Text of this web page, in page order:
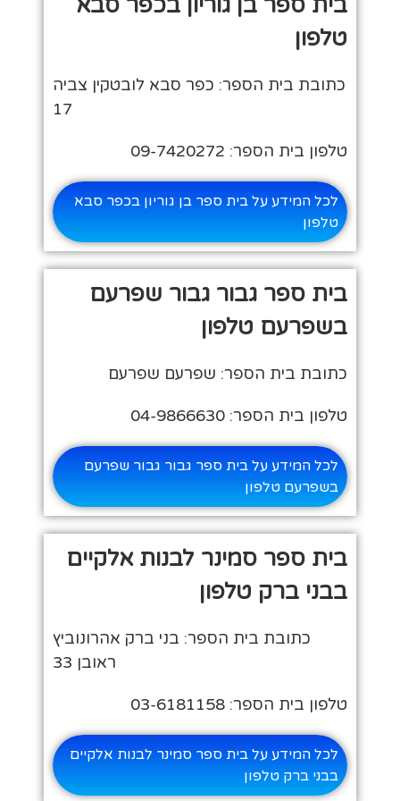
טלפון
כתובת בית הספר: כפר סבא לובטקין צביה
17
טלפון בית הספר: 09-7420272
לכל המידע על בית ספר בן גוריון בכפר סבא
טלפון
בית ספר גבור גבור שפרעם
בשפרעם טלפון
כתובת בית הספר: שפרעם שפרעם
טלפון בית הספר: 04-9866630
לכל המידע על בית ספר גבור גבור שפרעם
בשפרעם טלפון
בית ספר סמינר לבנות אלקיים
בבני ברק טלפון
כתובת בית הספר: בני ברק אהרונוביץ
ראובן 33
טלפון בית הספר: 03-6181158
לכל המידע על בית ספר סמינר לבנות אלקיים
בבני ברק טלפון